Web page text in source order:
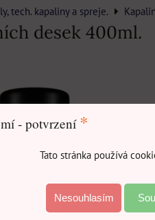
tech. kapaliny a spreje.
desek 400ml.
- potvrzení*
Tato stránka používá
Nesouhlasím